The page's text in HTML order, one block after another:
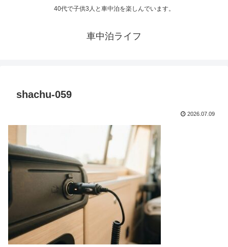
40代で子供3人と車中泊を楽しんでいます。
車中泊ライフ
shachu-059
2026.07.09